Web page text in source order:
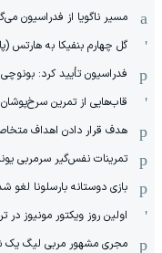
مسیر ناگویا از فدراسیون
گل چهارم بنفیکا به هارتس
فدراسیون تأیید کرد:
قاب‌هایی از تمرین
هدف قرار دادن اهداف
‏تمرینات نفس‌گیر سرمربی
بازی دوستانه بارسلونا لغو
اولین روز ویکتور مونیوز در
مجری مشهور مربی لیگ یک